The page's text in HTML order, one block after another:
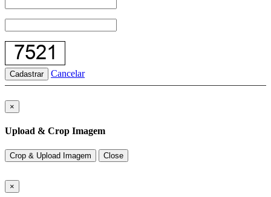
Cadastrar Cancelar
×
Upload & Crop Imagem
Crop & Upload Imagem Close
×